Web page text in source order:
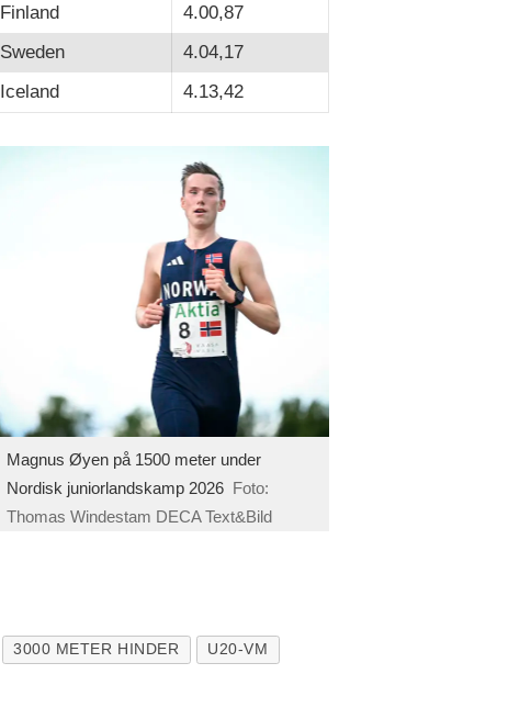
Finland
4.00,87
Sweden
4.04,17
Iceland 4.13,42
Magnus Øyen på 1500 meter under
Nordisk juniorlandskamp 2026 Foto:
Thomas Windestam DECA Text&Bild
3000 METER HINDER U20-VM